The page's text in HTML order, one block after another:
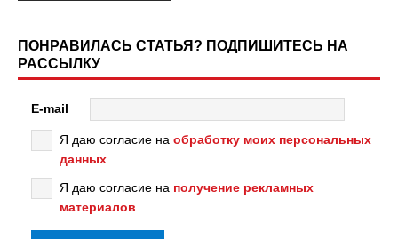
ПОНРАВИЛАСЬ СТАТЬЯ? ПОДПИШИТЕСЬ НА
РАССЫЛКУ
E-mail
Я даю согласие на обработку моих персональных
данных
Я даю согласие на получение рекламных
материалов